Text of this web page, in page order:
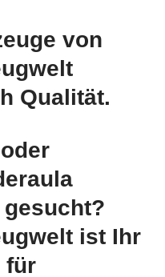
von
Qualität.
gesucht?
ist Ihr
für